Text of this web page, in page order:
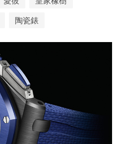
陶瓷錶